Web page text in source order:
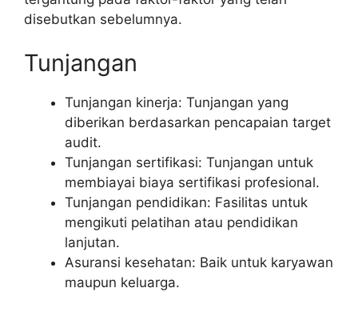
disebutkan sebelumnya.
Tunjangan
Tunjangan kinerja: Tunjangan yang
diberikan berdasarkan pencapaian target
audit.
Tunjangan sertifikasi: Tunjangan untuk
membiayai biaya sertifikasi profesional.
Tunjangan pendidikan: Fasilitas untuk
mengikuti pelatihan atau pendidikan
lanjutan.
Asuransi kesehatan: Baik untuk karyawan
maupun keluarga.